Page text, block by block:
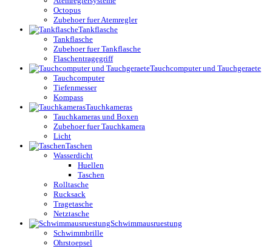
Octopus
Zubehoer fuer Atemregler
Tankflasche
Tankflasche
Zubehoer fuer Tankflasche
Flaschentragegriff
Tauchcomputer und Tauchgeraete
Tauchcomputer
Tiefenmesser
Kompass
Tauchkameras
Tauchkameras und Boxen
Zubehoer fuer Tauchkamera
Licht
Taschen
Wasserdicht
Huellen
Taschen
Rolltasche
Rucksack
Tragetasche
Netztasche
Schwimmausruestung
Schwimmbrille
Ohrstoepsel